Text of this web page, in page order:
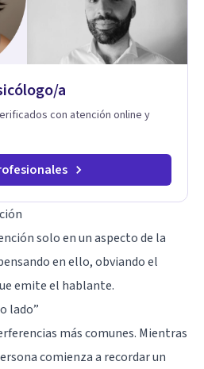
raíz que lo origina. Su
niveles: regulación del
de heridas de la
cognitiva profunda, permitiendo
Sandra Milena Jiménez Duque
para acompañarte. Porque
cambias tu forma de pensar,
a
con atención online y
solo en un aspecto de la
en ello, obviando el
emite el hablante.
lado”
más comunes. Mientras
comienza a recordar un